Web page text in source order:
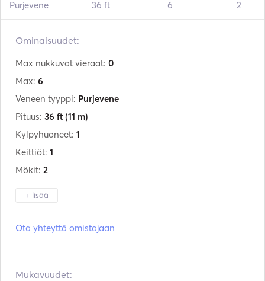
Purjevene 36 ft 6 2
Ominaisuudet:
Max nukkuvat vieraat: 0
Max: 6
Veneen tyyppi: Purjevene
Pituus: 36 ft (11 m)
Kylpyhuoneet: 1
Keittiöt: 1
Mökit: 2
+ lisää
Moottorit:1 x 29hp
Ota yhteyttä omistajaan
Mukavuudet: